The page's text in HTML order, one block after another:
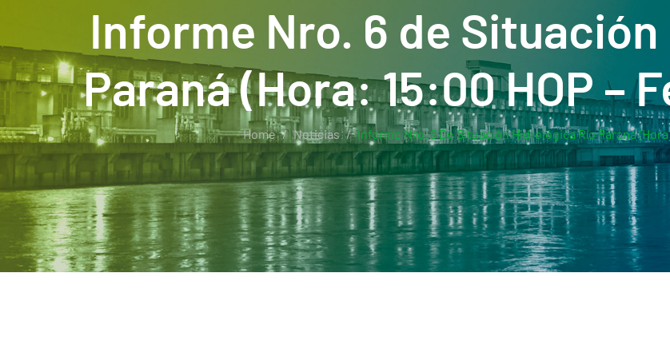
Informe Nro. 6 de
Paraná (Hora: 15:00 HOP –
Home Noticias Informe Nro. 6 De Situación Hidrológica Río Paraná